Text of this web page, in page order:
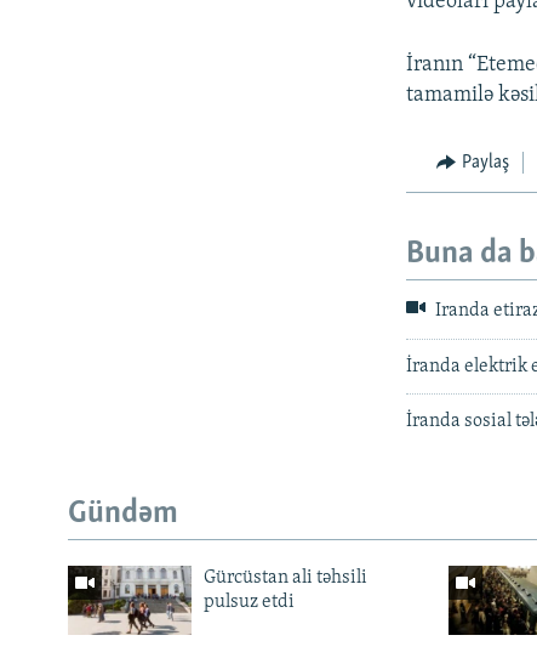
İranın
tamamilə
Paylaş
Buna da
Iranda
İranda elektrik
İranda sosial
Gündəm
Gürcüstan ali təhsili
pulsuz etdi